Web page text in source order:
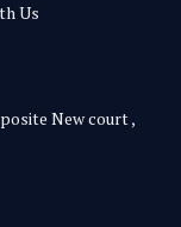
Us
New court ,